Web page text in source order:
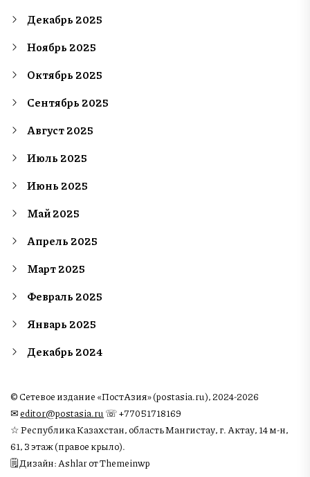
Декабрь 2025
Ноябрь 2025
Октябрь 2025
Сентябрь 2025
Август 2025
Июль 2025
Июнь 2025
Май 2025
Апрель 2025
Март 2025
Февраль 2025
Январь 2025
Декабрь 2024
© Сетевое издание «ПостАзия» (postasia.ru), 2024-2026
✉︎editor@postasia.ru ☏ +77051718169
☆ Республика Казахстан, область Мангистау, г. Актау, 14 м-н,
61, 3 этаж (правое крыло).
🗒 Дизайн: Ashlar от Themeinwp